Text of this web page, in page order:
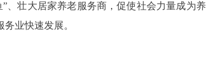
、壮大居家养老服务商，促使社会力量成为
业快速发展。